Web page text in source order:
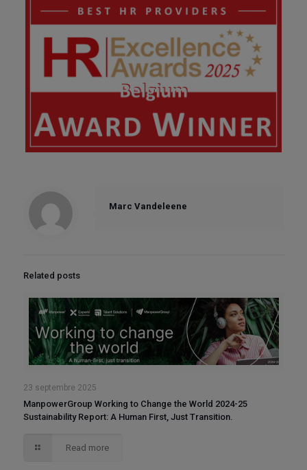
Marc Vandeleene
Related posts
23 septembre 2025
ManpowerGroup Working to Change the World 2024-25
Sustainability Report: A Human First, Just Transition.
Read more